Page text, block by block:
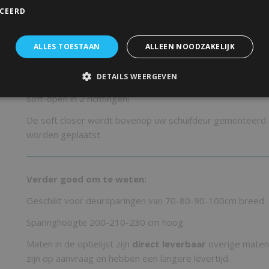
te passen zal uw schuifdeur langzaam en geruisloos dicht
Niet geheel onbelangrijk dat deze softclose module
het langzaam dicht gaan van de schuifdeur tevens een
die klem tussen de deur kunnen komen. Bestel 2 modules
soft-open in 2 richtingen!
De soft closer wordt bovenop uw schuifdeur gemonteerd
worden geplaatst.
Verder goed om te weten:
Geschikt voor deursparingen van 70-80-90-100cm breed.
Sparinghoogte 200-210-230 cm hoog.
Maten in de optielijst zijn direct leverbaar overige
zijn op aanvraag en hebben een langere levertijd.
ALLES TOESTAAN ALLEEN NOODZAKELIJK
DETAILS WEERGEVEN